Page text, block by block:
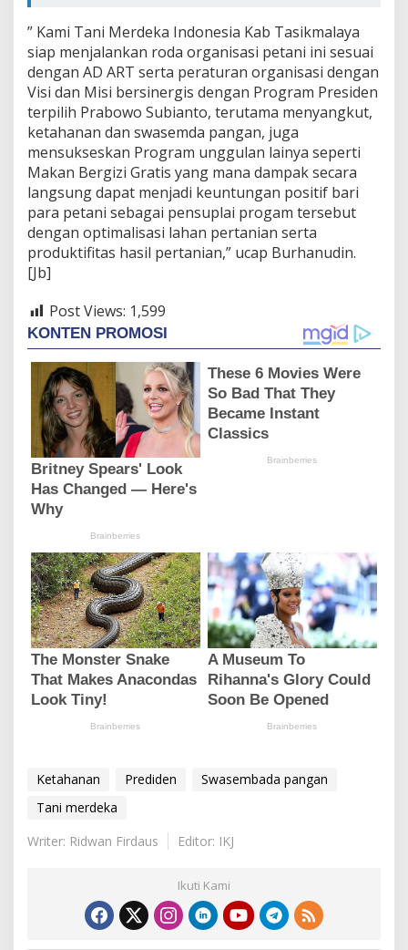
” Kami Tani Merdeka Indonesia Kab Tasikmalaya
siap menjalankan roda organisasi petani ini sesuai
dengan AD ART serta peraturan organisasi dengan
Visi dan Misi bersinergis dengan Program Presiden
terpilih Prabowo Subianto, terutama menyangkut,
ketahanan dan swasemda pangan, juga
mensukseskan Program unggulan lainya seperti
Makan Bergizi Gratis yang mana dampak secara
langsung dapat menjadi keuntungan positif bari
para petani sebagai pensuplai progam tersebut
dengan optimalisasi lahan pertanian serta
produktifitas hasil pertanian,” ucap Burhanudin.
[Jb]
Post Views: 1,599
Ketahanan Prediden
Swasembada pangan
Tani merdeka
Writer: Ridwan Firdaus
Editor: IKJ
Ikuti Kami